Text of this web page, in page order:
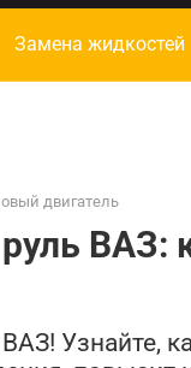
Замена жидкостей
двигатель
ВАЗ:
Узнайте,